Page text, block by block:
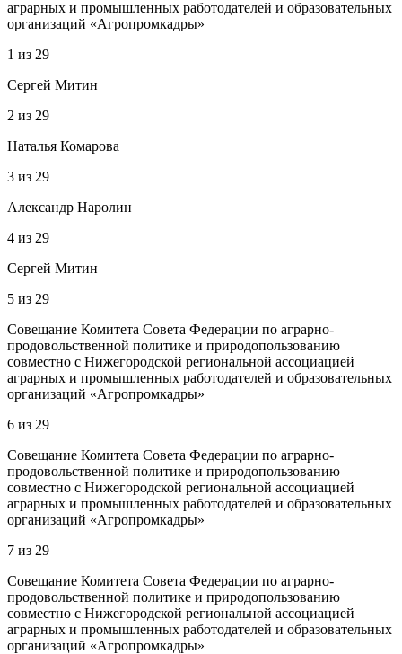
аграрных и промышленных работодателей и образовательных
организаций «Агропромкадры»
1 из 29
Сергей Митин
2 из 29
Наталья Комарова
3 из 29
Александр Наролин
4 из 29
Сергей Митин
5 из 29
Совещание Комитета Совета Федерации по аграрно-
продовольственной политике и природопользованию
совместно с Нижегородской региональной ассоциацией
аграрных и промышленных работодателей и образовательных
организаций «Агропромкадры»
6 из 29
Совещание Комитета Совета Федерации по аграрно-
продовольственной политике и природопользованию
совместно с Нижегородской региональной ассоциацией
аграрных и промышленных работодателей и образовательных
организаций «Агропромкадры»
7 из 29
Совещание Комитета Совета Федерации по аграрно-
продовольственной политике и природопользованию
совместно с Нижегородской региональной ассоциацией
аграрных и промышленных работодателей и образовательных
организаций «Агропромкадры»